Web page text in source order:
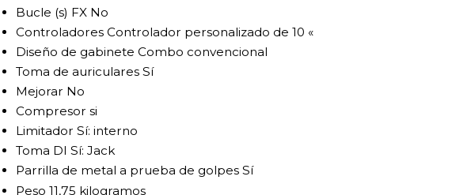
Bucle (s) FX No
Controladores Controlador personalizado de 10 «
Diseño de gabinete Combo convencional
Toma de auriculares Sí
Mejorar No
Compresor si
Limitador Sí: interno
Toma DI Sí: Jack
Parrilla de metal a prueba de golpes Sí
Peso 11,75 kilogramos